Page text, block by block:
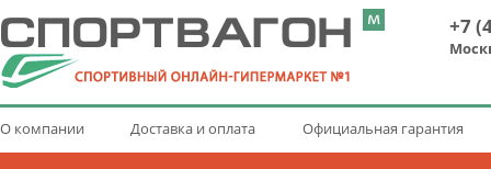
+7
О компании Доставка и оплата Официальная гарантия